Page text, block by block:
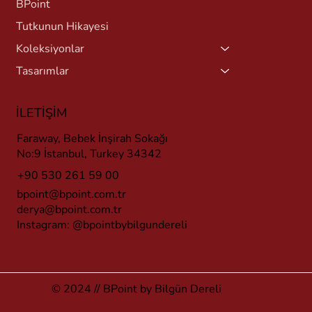
BPoint
Tutkunun Hikayesi
Koleksiyonlar
Tasarımlar
İLETİŞİM
Faraway, Bebek İnşirah Sokağı
No:9 İstanbul, Turkey 34342
+90 530 261 59 00
bpoint@bpoint.com.tr
derya@bpoint.com.tr
Instagram: @bpointbybilgundereli
© 2024 // BPoint by Bilgün Dereli